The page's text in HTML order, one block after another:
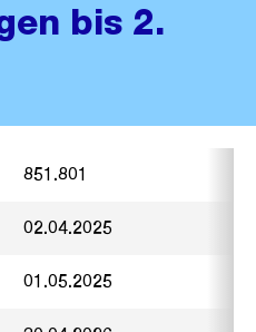
bis 2.
851.801
02.04.2025
01.05.2025